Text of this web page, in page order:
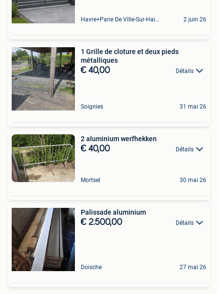
Havre+Parie De Ville-Sur-Haine 2 juin 26
1 Grille de cloture et deux pieds
métalliques
€ 40,00 Détails
Soignies 31 mai 26
2 aluminium werfhekken
€ 40,00 Détails
Mortsel 30 mai 26
Palissade aluminium
€ 2.500,00 Détails
Doische 27 mai 26